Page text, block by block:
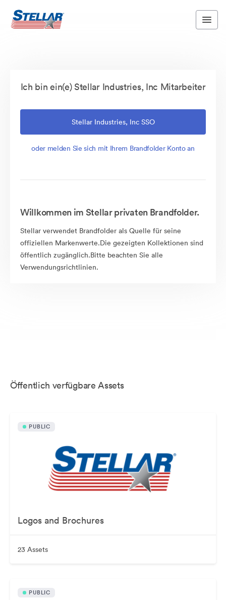
Ich bin ein(e) Stellar Industries, Inc Mitarbeiter
Stellar Industries, Inc SSO
oder melden Sie sich mit Ihrem Brandfolder Konto an
Willkommen im Stellar privaten Brandfolder.
Stellar verwendet Brandfolder als Quelle für seine
offiziellen Markenwerte.Die gezeigten Kollektionen sind
öffentlich zugänglich.Bitte beachten Sie alle
Verwendungsrichtlinien.
Öffentlich verfügbare Assets
PUBLIC
Logos and Brochures
23 Assets
PUBLIC